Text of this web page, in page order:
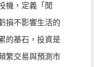
機，定義「閒
損不影響生活的
的基石，投資是
繁交易與預測市